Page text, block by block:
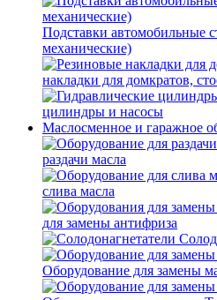
Подставки автомобильные
механические)
накладки для домкратов,
цилиндры и насосы
Маслосменное и гаражное
раздачи масла
слива масла
для замены антифриза
Оборудование для замены